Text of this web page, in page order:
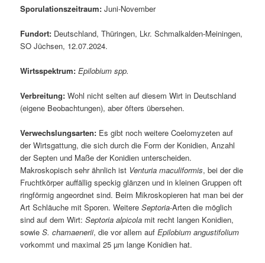
Sporulationszeitraum: Juni-November
Fundort: Deutschland, Thüringen, Lkr. Schmalkalden-Meiningen,
SO Jüchsen, 12.07.2024.
Wirtsspektrum: Epilobium spp.
Verbreitung: Wohl nicht selten auf diesem Wirt in Deutschland
(eigene Beobachtungen), aber öfters übersehen.
Verwechslungsarten: Es gibt noch weitere Coelomyzeten auf
der Wirtsgattung, die sich durch die Form der Konidien, Anzahl
der Septen und Maße der Konidien unterscheiden.
Makroskopisch sehr ähnlich ist Venturia maculiformis, bei der die
Fruchtkörper auffällig speckig glänzen und in kleinen Gruppen oft
ringförmig angeordnet sind. Beim Mikroskopieren hat man bei der
Art Schläuche mit Sporen. WeitereSeptoria-Arten die möglich
sind auf dem Wirt:Septoria alpicola mit recht langen Konidien,
sowieS. chamaenerii, die vor allem aufEpilobium angustifolium
vorkommt und maximal 25 µm lange Konidien hat.